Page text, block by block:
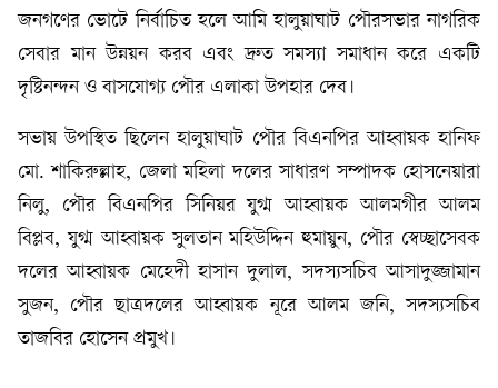
জনগণের ভোটে নির্বাচিত হলে আমি হালুয়াঘাট পৌরসভার নাগরিক
সেবার মান উন্নয়ন করব এবং দ্রুত সমস্যা সমাধান করে একটি
দৃষ্টিনন্দন ও বাসযোগ্য পৌর এলাকা উপহার দেব।
সভায় উপস্থিত ছিলেন হালুয়াঘাট পৌর বিএনপির আহ্বায়ক হানিফ
মো. শাকিরুল্লাহ, জেলা মহিলা দলের সাধারণ সম্পাদক হোসনেয়ারা
নিলু, পৌর বিএনপির সিনিয়র যুগ্ম আহ্বায়ক আলমগীর আলম
বিপ্লব, যুগ্ম আহ্বায়ক সুলতান মহিউদ্দিন হুমায়ুন, পৌর স্বেচ্ছাসেবক
দলের আহ্বায়ক মেহেদী হাসান দুলাল, সদস্যসচিব আসাদুজ্জামান
সুজন, পৌর ছাত্রদলের আহ্বায়ক নূরে আলম জনি, সদস্যসচিব
তাজবির হোসেন প্রমুখ।